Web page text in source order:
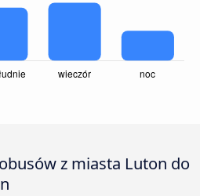
z miasta Luton do